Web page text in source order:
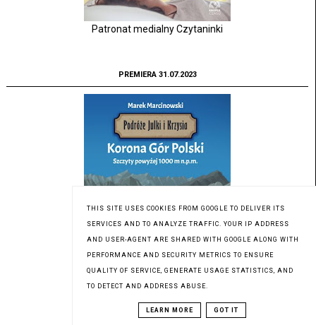
Patronat medialny Czytaninki
PREMIERA 31.07.2023
Patronat medialny Czytaninki
THIS SITE USES COOKIES FROM GOOGLE TO DELIVER ITS
SERVICES AND TO ANALYZE TRAFFIC. YOUR IP ADDRESS
AND USER-AGENT ARE SHARED WITH GOOGLE ALONG WITH
PERFORMANCE AND SECURITY METRICS TO ENSURE
QUALITY OF SERVICE, GENERATE USAGE STATISTICS, AND
TO DETECT AND ADDRESS ABUSE.
LEARN MORE GOT IT